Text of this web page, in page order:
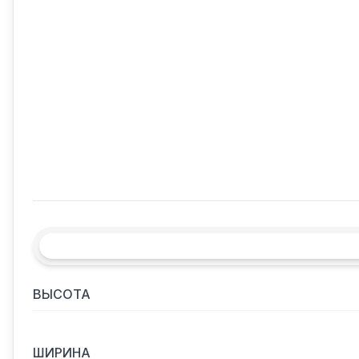
ВЫСОТА
ШИРИНА